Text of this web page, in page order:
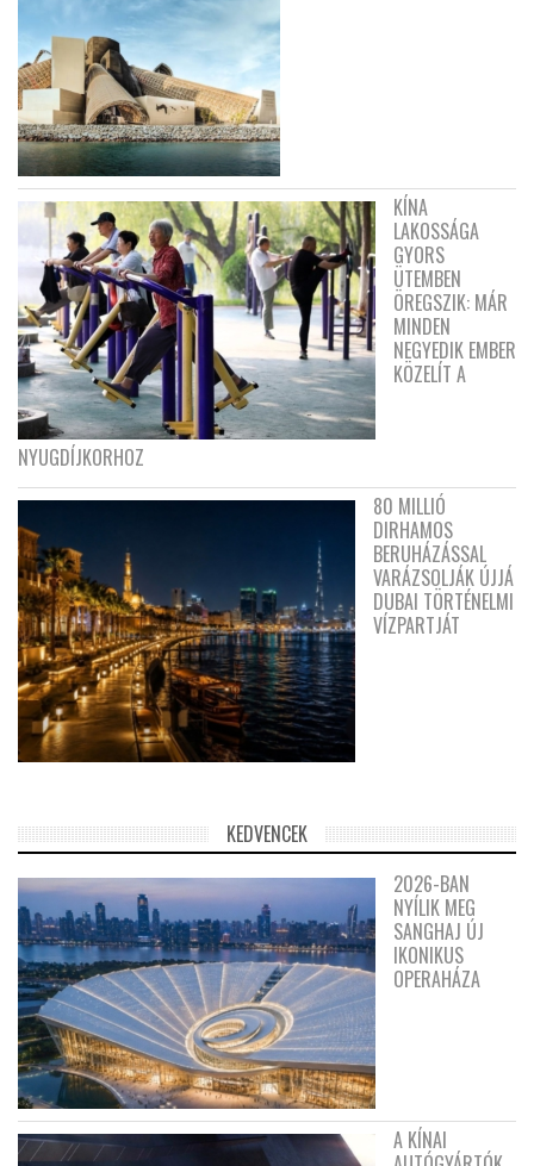
KÍNA
LAKOSSÁGA
GYORS
ÜTEMBEN
ÖREGSZIK: MÁR
MINDEN
NEGYEDIK EMBER
KÖZELÍT A
NYUGDÍJKORHOZ
80 MILLIÓ
DIRHAMOS
BERUHÁZÁSSAL
VARÁZSOLJÁK ÚJJÁ
DUBAI TÖRTÉNELMI
VÍZPARTJÁT
KEDVENCEK
2026-BAN
NYÍLIK MEG
SANGHAJ ÚJ
IKONIKUS
OPERAHÁZA
A KÍNAI